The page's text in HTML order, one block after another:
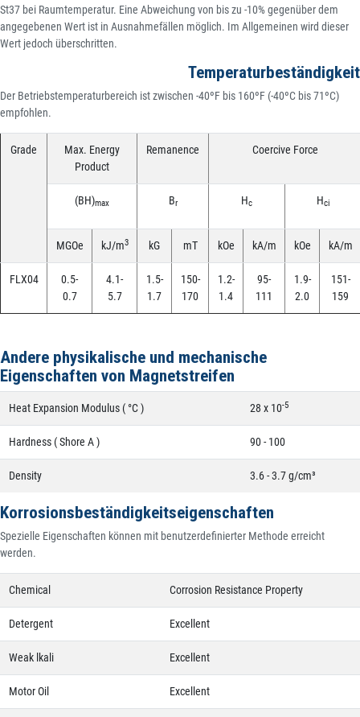
St37 bei Raumtemperatur. Eine Abweichung von bis zu -10% gegenüber dem
angegebenen Wert ist in Ausnahmefällen möglich. Im Allgemeinen wird dieser
Wert jedoch überschritten.
Temperaturbeständigkeit
Der Betriebstemperaturbereich ist zwischen -40ºF bis 160ºF (-40ºC bis 71ºC)
empfohlen.
Grade
Max. Energy
Product
Remanence Coercive Force
(BH)max Br Hc Hci
MGOe kJ/m3 kG mT kOe kA/m kOe kA/m
FLX04
0.5-
0.7
4.1-
5.7
1.5-
1.7
150-
170
1.2-
1.4
95-
111
1.9-
2.0
151-
159
Andere physikalische und mechanische
Eigenschaften von Magnetstreifen
Heat Expansion Modulus ( °C ) 28 x 10-5
Hardness ( Shore A ) 90 - 100
Density 3.6 - 3.7 g/cm³
Korrosionsbeständigkeitseigenschaften
Spezielle Eigenschaften können mit benutzerdefinierter Methode erreicht
werden.
Chemical Corrosion Resistance Property
Detergent Excellent
Weak lkali Excellent
Motor Oil Excellent